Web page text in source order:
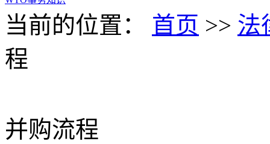
当前的位置： 首页 >> 法
程
并购流程